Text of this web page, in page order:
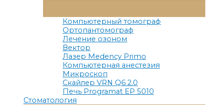
Меню
Компьютерный томограф
Ортопантомограф
Лечение озоном
Вектор
Лазер Medency Primo
Компьютерная анестезия
Микроскоп
Скайлер VRN Q6 2.0
Печь Programat EP 5010
Стоматология